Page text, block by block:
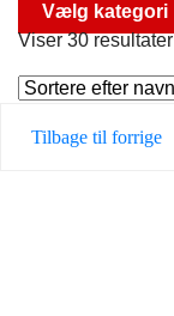
Vælg kategori
Viser 30 resultater
Tilbage til forrige